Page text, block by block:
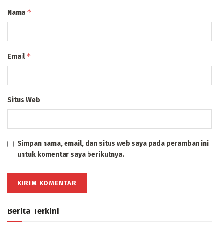
Nama *
Email*
Situs Web
Simpan nama, email, dan situs web saya pada peramban ini
untuk komentar saya berikutnya.
Berita Terkini